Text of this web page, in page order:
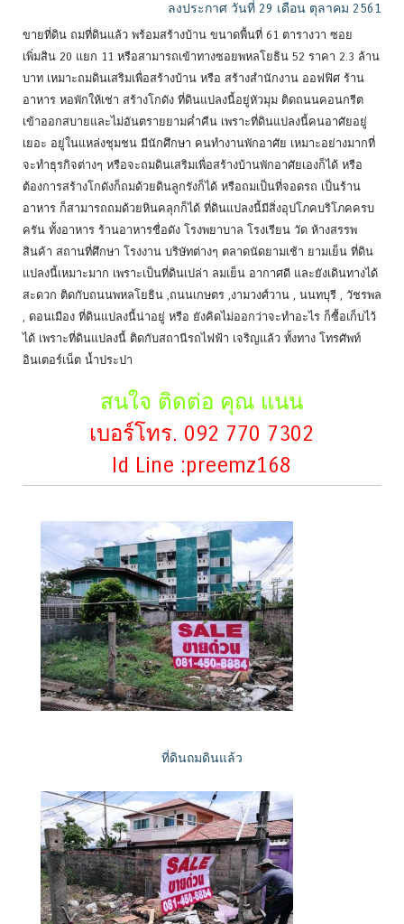
ลงประกาศ วันที่ 29 เดือน ตุลาคม 2561
ขายที่ดิน ถมที่ดินแล้ว พร้อมสร้างบ้าน ขนาดพื้นที่ 61 ตารางวา ซอย
เพิ่มสิน 20 แยก 11 หรือสามารถเข้าทางซอยพหลโยธิน 52 ราคา 2.3 ล้าน
บาท เหมาะถมดินเสริมเพื่อสร้างบ้าน หรือ สร้างสำนักงาน ออฟฟิศ ร้าน
อาหาร หอพักให้เช่า สร้างโกดัง ที่ดินแปลงนี้อยู่หัวมุม ติดถนนคอนกรีต
เข้าออกสบายและไม่อันตรายยามค่ำคืน เพราะที่ดินแปลงนี้คนอาศัยอยู่
เยอะ อยู่ในแหล่งชุมชน มีนักศึกษา คนทำงานพักอาศัย เหมาะอย่างมากที่
จะทำธุรกิจต่างๆ หรือจะถมดินเสริมเพื่อสร้างบ้านพักอาศัยเองก็ได้ หรือ
ต้องการสร้างโกดังก็ถมด้วยดินลูกรังก็ได้ หรือถมเป็นที่จอดรถ เป็นร้าน
อาหาร ก็สามารถถมด้วยหินคลุกก็ได้ ที่ดินแปลงนี้มีสิ่งอุปโภคบริโภคครบ
ครัน ทั้งอาหาร ร้านอาหารชื่อดัง โรงพยาบาล โรงเรียน วัด ห้างสรรพ
สินค้า สถานที่ศึกษา โรงงาน บริษัทต่างๆ ตลาดนัดยามเช้า ยามเย็น ที่ดิน
แปลงนี้เหมาะมาก เพราะเป็นที่ดินเปล่า ลมเย็น อากาศดี และยังเดินทางได้
สะดวก ติดกับถนนพหลโยธิน ,ถนนเกษตร ,งามวงศ์วาน , นนทบุรี , วัชรพล
, ดอนเมือง ที่ดินแปลงนี้น่าอยู่ หรือ ยังคิดไม่ออกว่าจะทำอะไร ก็ซื้อเก็บไว้
ได้ เพราะที่ดินแปลงนี้ ติดกับสถานีรถไฟฟ้า เจริญแล้ว ทั้งทาง โทรศัพท์
อินเตอร์เน็ต น้ำประปา
สนใจ ติดต่อ คุณ แนน
เบอร์โทร. 092 770 7302
Id Line :preemz168
ที่ดินถมดินแล้ว